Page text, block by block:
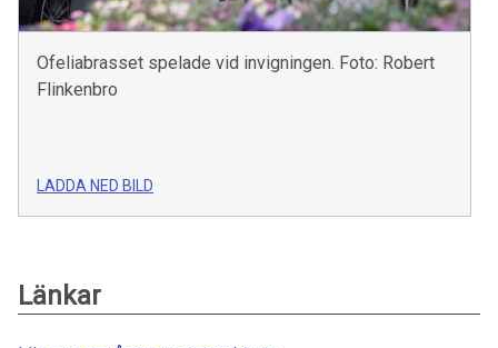
Ofeliabrasset spelade vid invigningen. Foto: Robert
Flinkenbro
LADDA NED BILD
Länkar